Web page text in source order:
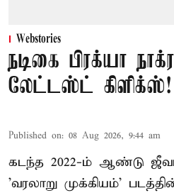
Webstories
நடிகை பிரக்யா
லேட்டஸ்ட் கிளிக்ஸ்!
Published on: 08 Aug 2026, 9:44 am
கடந்த 2022-ம் ஆண்டு
'வரலாறு முக்கியம்'